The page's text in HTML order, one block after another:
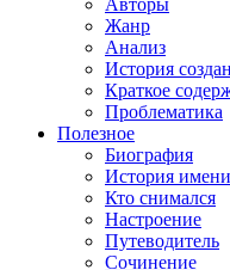
Авторы
Жанр
Анализ
История
Краткое
Проблематика
Полезное
Биография
История имени
Кто снимался
Настроение
Путеводитель
Сочинение